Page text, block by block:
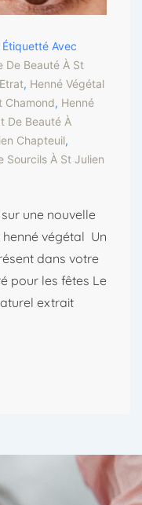
Étiquetté Avec
De Beauté À St
, Henné Végétal
Chamond, Henné
De Beauté À
Chapteuil,
Sourcils À St Julien
une nouvelle
végétal Un
dans votre
pour les fêtes Le
extrait